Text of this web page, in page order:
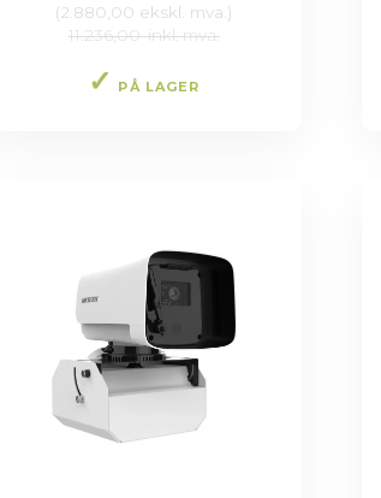
(2.880,00 ekskl. mva. )
11.236,00inkl. mva.
PÅ LAGER